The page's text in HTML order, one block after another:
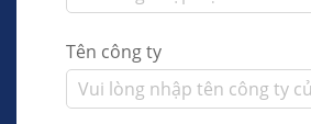
Tên công ty